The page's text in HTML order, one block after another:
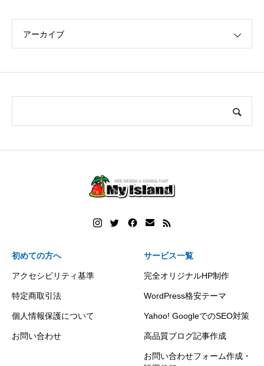
アーカイブ
初めての方へ
アクセシビリティ基準
特定商取引法
個人情報保護について
お問い合わせ
サービス一覧
完全オリジナルHP制作
WordPress格安テーマ
Yahoo! GoogleでのSEO対策
高品質ブログ記事作成
お問い合わせフォーム作成・